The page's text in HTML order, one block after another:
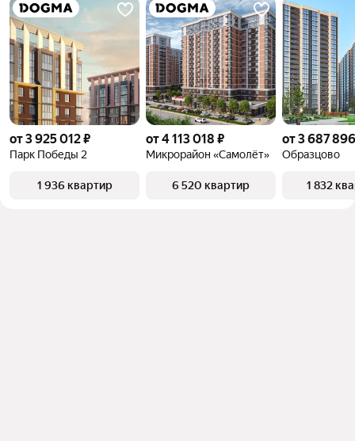
от 3 925 012 ₽
Парк Победы 2
1 936 квартир
от 4 113 018 ₽
Микрорайон «Самолёт»
6 520 квартир
от 3 687
Образцово
1 832